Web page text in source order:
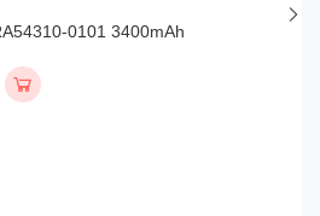
0101 3400mAh